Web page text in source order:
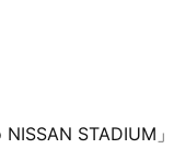
STADIUM」